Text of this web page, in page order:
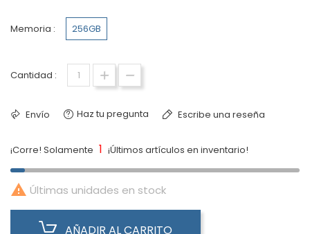
Memoria : 256GB
Cantidad :
Envío Haz tu pregunta Escribe una reseña
¡Corre! Solamente 1 ¡Últimos artículos en inventario!
 Últimas unidades en stock
AÑADIR AL CARRITO